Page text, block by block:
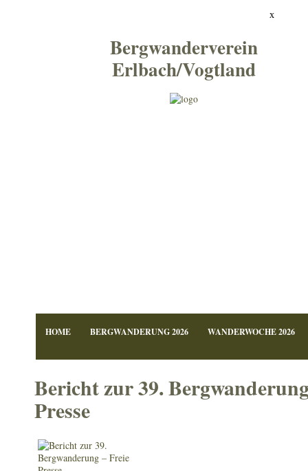
x
Bergwanderverein
Erlbach/Vogtland
HOME BERGWANDERUNG 2026 WANDERWOCHE 2026
Bericht zur 39.
Presse